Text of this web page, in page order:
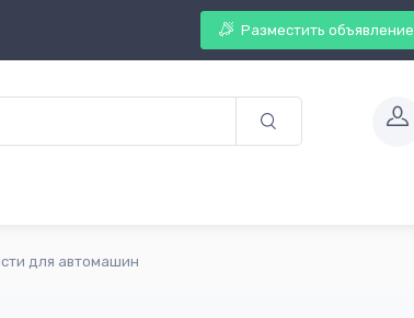
Разместить объявление
для автомашин